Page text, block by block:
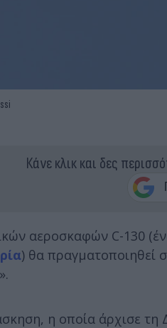
Κάνε κλικ και δες
αεροσκαφών C-130
) θα πραγματοποιηθεί
η οποία άρχισε